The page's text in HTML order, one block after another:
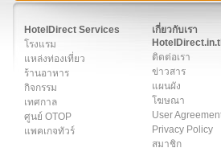
HotelDirect Services
โรงแรม
แหล่งท่องเที่ยว
ร้านอาหาร
กิจกรรม
เทศกาล
ศูนย์ OTOP
แพคเกจทัวร์
เกี่ยวกับเรา
ติดต่อเรา
ข่าวสาร
แผนผัง
โฆษณา
User
Privacy Policy
สมาชิก